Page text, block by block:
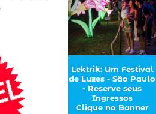
Lektrik: Um Festival
de Luzes - São Paulo
- Reserve seus
Ingressos
Clique no Banner